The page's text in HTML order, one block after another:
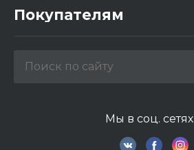
Покупателям
Мы в соц. сетях